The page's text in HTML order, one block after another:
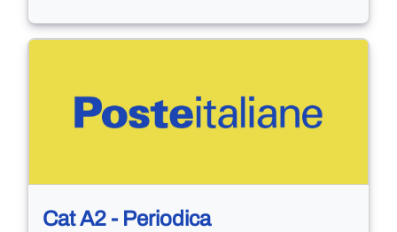
Cat A2 - Periodica